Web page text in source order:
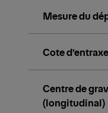
Mesure du
Cote d’entraxe
Centre de
(longitudinal)